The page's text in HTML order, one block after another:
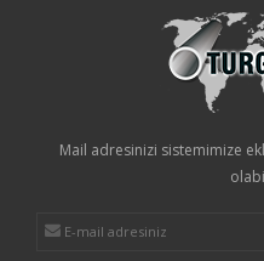
Mail adresinizi sistemimize